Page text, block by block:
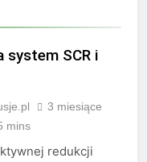
system SCR i
3 miesiące
mins
redukcji